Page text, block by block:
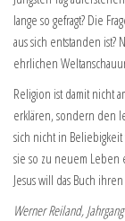
lange so gefragt? Die
aus sich entstanden ist?
ehrlichen
Religion ist damit nicht
erklären, sondern den
sich nicht in
sie so zu neuem
Jesus will das Buch
Werner Reiland,